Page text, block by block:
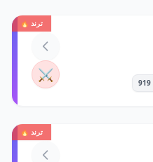
ترند 🔥
⚔️
ترند 🔥